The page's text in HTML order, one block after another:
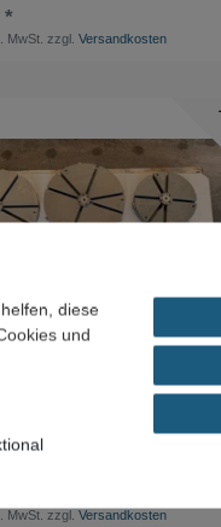
*
MwSt. zzgl.Versandkosten
Spannscheiben
MwSt. zzgl.Versandkosten
diese
und